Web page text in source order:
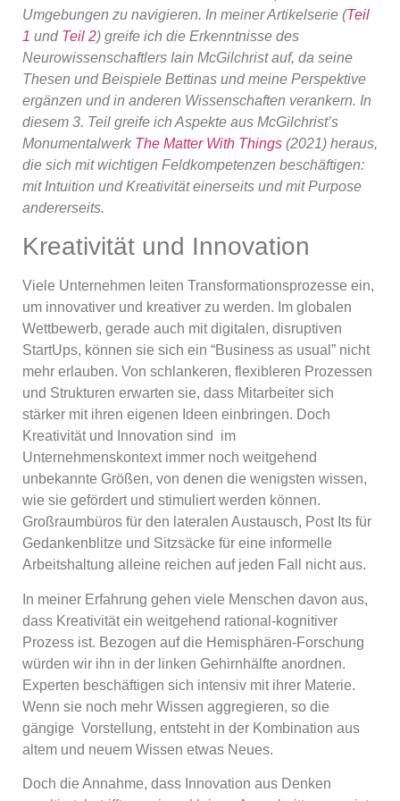
Umgebungen zu navigieren. In meiner Artikelserie (Teil
1 und Teil 2) greife ich die Erkenntnisse des
Neurowissenschaftlers Iain McGilchrist auf, da seine
Thesen und Beispiele Bettinas und meine Perspektive
ergänzen und in anderen Wissenschaften verankern. In
diesem 3. Teil greife ich Aspekte aus McGilchrist’s
Monumentalwerk The Matter With Things (2021) heraus,
die sich mit wichtigen Feldkompetenzen beschäftigen:
mit Intuition und Kreativität einerseits und mit Purpose
andererseits.
Kreativität und Innovation
Viele Unternehmen leiten Transformationsprozesse ein,
um innovativer und kreativer zu werden. Im globalen
Wettbewerb, gerade auch mit digitalen, disruptiven
StartUps, können sie sich ein “Business as usual” nicht
mehr erlauben. Von schlankeren, flexibleren Prozessen
und Strukturen erwarten sie, dass Mitarbeiter sich
stärker mit ihren eigenen Ideen einbringen. Doch
Kreativität und Innovation sind im
Unternehmenskontext immer noch weitgehend
unbekannte Größen, von denen die wenigsten wissen,
wie sie gefördert und stimuliert werden können.
Großraumbüros für den lateralen Austausch, Post Its für
Gedankenblitze und Sitzsäcke für eine informelle
Arbeitshaltung alleine reichen auf jeden Fall nicht aus.
In meiner Erfahrung gehen viele Menschen davon aus,
dass Kreativität ein weitgehend rational-kognitiver
Prozess ist. Bezogen auf die Hemisphären-Forschung
würden wir ihn in der linken Gehirnhälfte anordnen.
Experten beschäftigen sich intensiv mit ihrer Materie.
Wenn sie noch mehr Wissen aggregieren, so die
gängige Vorstellung, entsteht in der Kombination aus
altem und neuem Wissen etwas Neues.
Doch die Annahme, dass Innovation aus Denken